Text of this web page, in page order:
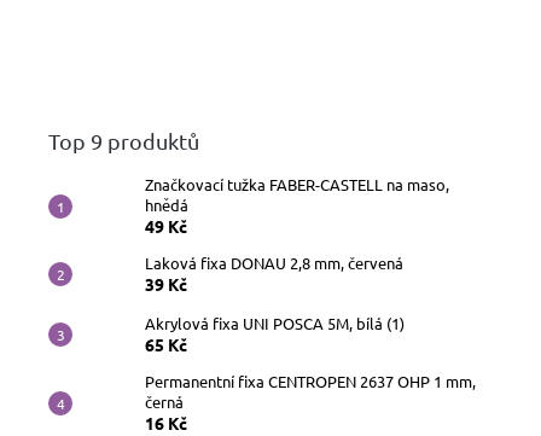
Top 9 produktů
Značkovací tužka FABER-CASTELL na maso,
hnědá
49 Kč
Laková fixa DONAU 2,8 mm, červená
39 Kč
Akrylová fixa UNI POSCA 5M, bílá (1)
65 Kč
Permanentní fixa CENTROPEN 2637 OHP 1 mm,
černá
16 Kč